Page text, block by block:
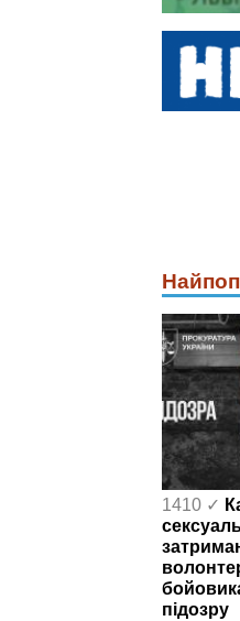
1410 ✓
підозру